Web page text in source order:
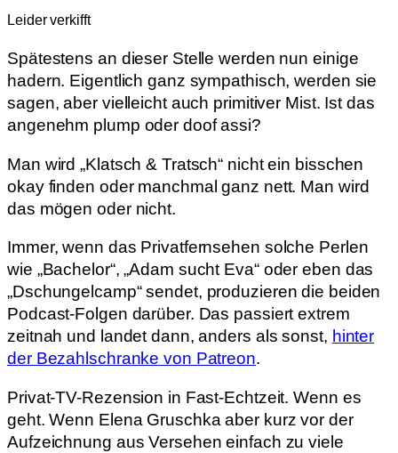
Leider verkifft
Spätestens an dieser Stelle werden nun einige
hadern. Eigentlich ganz sympathisch, werden sie
sagen, aber vielleicht auch primitiver Mist. Ist das
angenehm plump oder doof assi?
Man wird „Klatsch & Tratsch“ nicht ein bisschen
okay finden oder manchmal ganz nett. Man wird
das mögen oder nicht.
Immer, wenn das Privatfernsehen solche Perlen
wie „Bachelor“, „Adam sucht Eva“ oder eben das
„Dschungelcamp“ sendet, produzieren die beiden
Podcast-Folgen darüber. Das passiert extrem
zeitnah und landet dann, anders als sonst, hinter
der Bezahlschranke von Patreon.
Privat-TV-Rezension in Fast-Echtzeit. Wenn es
geht. Wenn Elena Gruschka aber kurz vor der
Aufzeichnung aus Versehen einfach zu viele